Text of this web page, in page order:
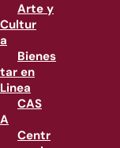
Arte y
Cultur
a
Bienes
tar en
Linea
CAS
A
Centr